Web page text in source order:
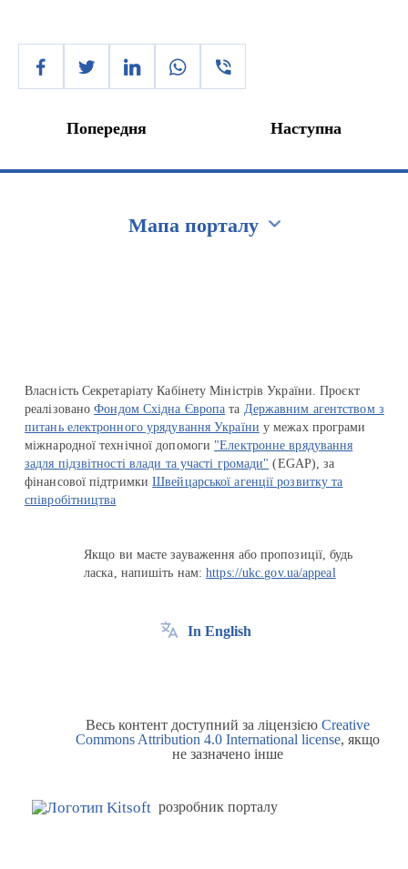
Попередня Наступна
Мапа порталу
Власність Секретаріату Кабінету Міністрів України. Проєкт
реалізованоФондом Східна Європа та Державним агентством з
питань електронного урядування України у межах програми
міжнародної технічної допомоги "Електронне врядування
задля підзвітності влади та участі громади" (EGAP), за
фінансової підтримкиШвейцарської агенції розвитку та
співробітництва
Якщо ви маєте зауваження або пропозиції, будь
ласка, напишіть нам:https://ukc.gov.ua/appeal
In English
Весь контент доступний за ліцензією Creative
Commons Attribution 4.0 International license, якщо
не зазначено інше
розробник порталу